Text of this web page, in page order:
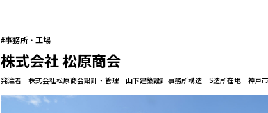
#事務所・工場
株式会社 松原商会
発注者 株式会社松原商会設計・管理 山下建築設計事務所構造 S造所在地 神戸市